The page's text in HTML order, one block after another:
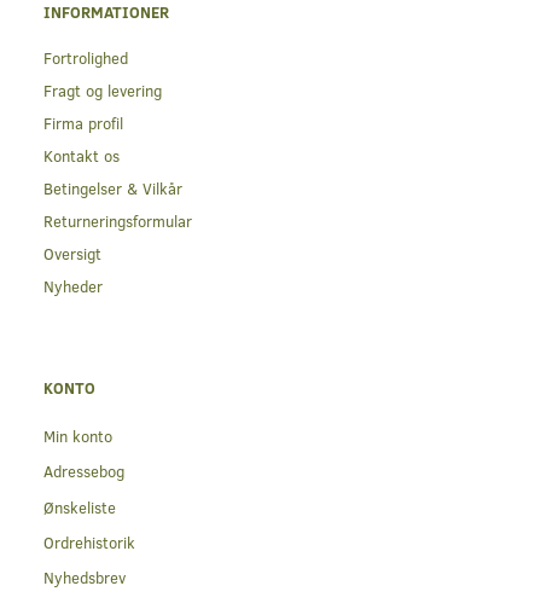
INFORMATIONER
Fortrolighed
Fragt og levering
Firma profil
Kontakt os
Betingelser & Vilkår
Returneringsformular
Oversigt
Nyheder
KONTO
Min konto
Adressebog
Ønskeliste
Ordrehistorik
Nyhedsbrev